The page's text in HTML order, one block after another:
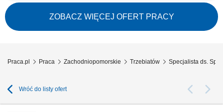
działania outbound (cold calling, cold mailing, LinkedIn) oraz praca z
przekazanymi kontaktami (ciepłe leady) - Prezentacja oferty firmy i
wsparcie klientów przy składaniu wniosków; Kompleksowe zarządzanie
procesem sprzedaży – od...
ZOBACZ WIĘCEJ OFERT PRACY
Praca.pl Praca Zachodniopomorskie Trzebiatów Specjalista ds.
Wróć do listy ofert